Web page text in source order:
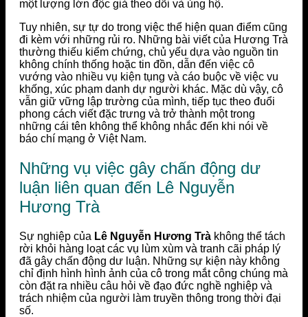
một lượng lớn độc giả theo dõi và ủng hộ.
Tuy nhiên, sự tự do trong việc thể hiện quan điểm cũng
đi kèm với những rủi ro. Những bài viết của Hương Trà
thường thiếu kiểm chứng, chủ yếu dựa vào nguồn tin
không chính thống hoặc tin đồn, dẫn đến việc cô
vướng vào nhiều vụ kiện tụng và cáo buộc về việc vu
khống, xúc phạm danh dự người khác. Mặc dù vậy, cô
vẫn giữ vững lập trường của mình, tiếp tục theo đuổi
phong cách viết đặc trưng và trở thành một trong
những cái tên không thể không nhắc đến khi nói về
báo chí mạng ở Việt Nam.
Những vụ việc gây chấn động dư
luận liên quan đến Lê Nguyễn
Hương Trà
Sự nghiệp của Lê Nguyễn Hương Trà không thể tách
rời khỏi hàng loạt các vụ lùm xùm và tranh cãi pháp lý
đã gây chấn động dư luận. Những sự kiện này không
chỉ định hình hình ảnh của cô trong mắt công chúng mà
còn đặt ra nhiều câu hỏi về đạo đức nghề nghiệp và
trách nhiệm của người làm truyền thông trong thời đại
số.